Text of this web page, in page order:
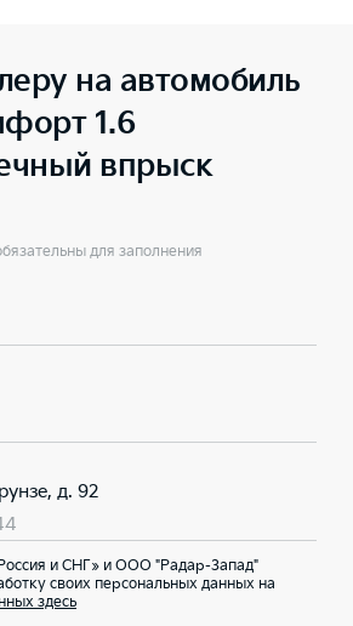
на автомобиль
1.6
впрыск
для заполнения
д. 92
и СНГ» и ООО "Радар-Запад"
своих персональных данных на
здесь